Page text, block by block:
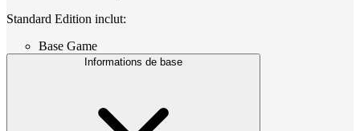
Standard Edition inclut:
Base Game
Informations de base